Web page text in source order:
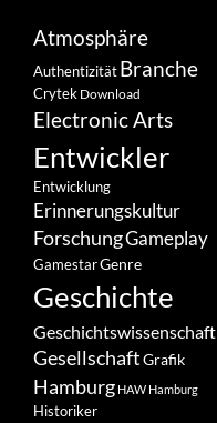
Atmosphäre
Authentizität Branche
Crytek Download
Electronic Arts
Entwickler
Entwicklung
Erinnerungskultur
ForschungGameplay
GamestarGenre
Geschichte
Geschichtswissenschaft
GesellschaftGrafik
Hamburg HAW Hamburg
Historiker